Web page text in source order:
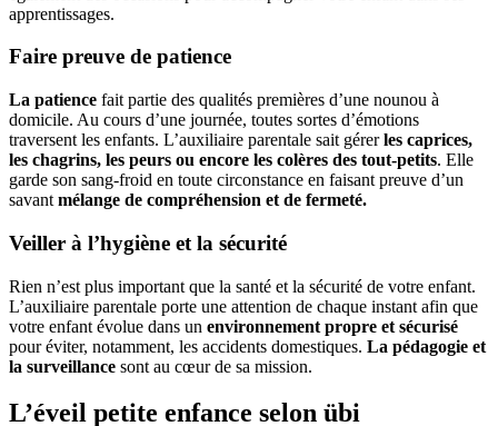
apprentissages.
Faire preuve de patience
La patience fait partie des qualités premières d’une nounou à
domicile. Au cours d’une journée, toutes sortes d’émotions
traversent les enfants. L’auxiliaire parentale sait gérerles caprices,
les chagrins, les peurs ou encore les colères des tout-petits. Elle
garde son sang-froid en toute circonstance en faisant preuve d’un
savant mélange de compréhension et de fermeté.
Veiller à l’hygiène et la sécurité
Rien n’est plus important que la santé et la sécurité de votre enfant.
L’auxiliaire parentale porte une attention de chaque instant afin que
votre enfant évolue dans un environnement propre et sécurisé
pour éviter, notamment, les accidents domestiques. La pédagogie et
la surveillance sont au cœur de sa mission.
L’éveil petite enfance selon übi